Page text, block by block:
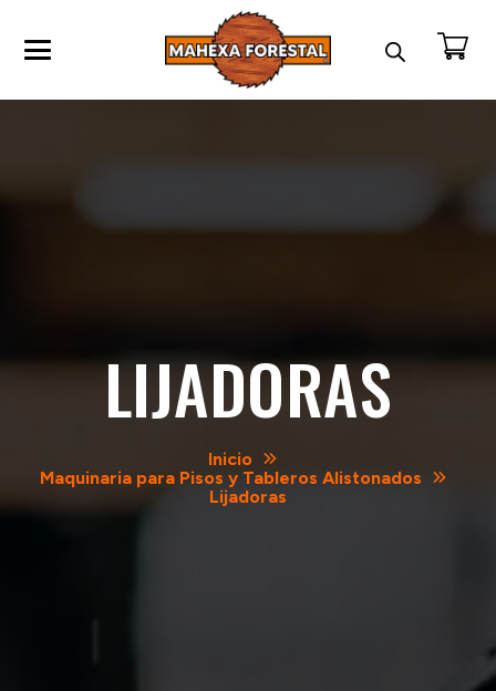
LIJADORAS
Inicio
Maquinaria para Pisos y Tableros Alistonados
Lijadoras